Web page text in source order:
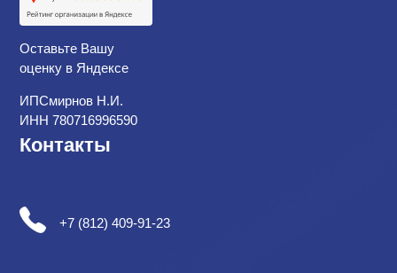
Оставьте Вашу
оценку в Яндексе
ИПСмирнов Н.И.
ИНН 780716996590
Контакты
+7 (812) 409-91-23